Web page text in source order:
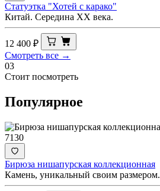
Статуэтка "Хотей с карако"
Китай. Середина ХХ века.
12 400 ₽
Смотреть все →
03
Стоит посмотреть
Популярное
7130
Бирюза нишапурская коллекционная
Камень, уникальный своим размером.